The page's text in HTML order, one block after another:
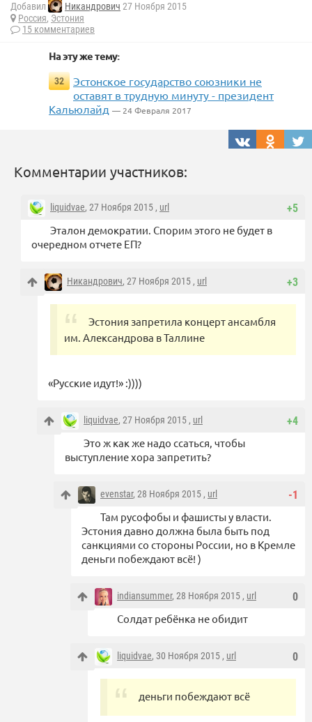
Добавил Никандрович 27 Ноября 2015
Россия, Эстония
15 комментариев
На эту же тему:
32
Эстонское государство союзники не
оставят в трудную минуту - президент
Кальюлайд — 24 Февраля 2017
Комментарии участников:
+5
liquidvae, 27 Ноября 2015 , url
Эталон демократии. Спорим этого не будет в
очередном отчете ЕП?
+3
Никандрович, 27 Ноября 2015 , url
Эстония запретила концерт ансамбля
им. Александрова в Таллине
«Русские идут!» :))))
+4
liquidvae, 27 Ноября 2015 , url
Это ж как же надо ссаться, чтобы
выступление хора запретить?
-1
evenstar, 28 Ноября 2015 , url
Там русофобы и фашисты у власти.
Эстония давно должна была быть под
санкциями со стороны России, но в Кремле
деньги побеждают всё! )
0
indiansummer, 28 Ноября 2015 , url
Солдат ребёнка не обидит
0
liquidvae, 30 Ноября 2015 , url
деньги побеждают всё